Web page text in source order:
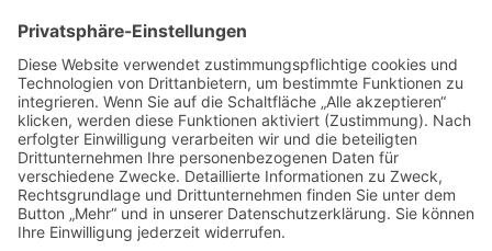
Konkret:Berg- Charakter:
Nr. 2:Erde
Konkret:Erde- Charakter: kleine Menge